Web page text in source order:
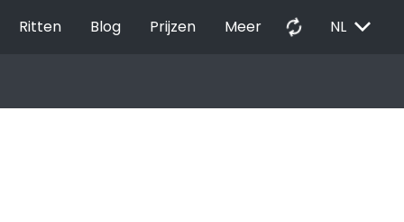
Ritten Blog Prijzen Meer autorenew NL EXPAND_MORE